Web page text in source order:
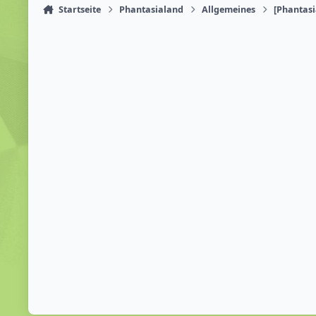
Startseite Phantasialand Allgemeines